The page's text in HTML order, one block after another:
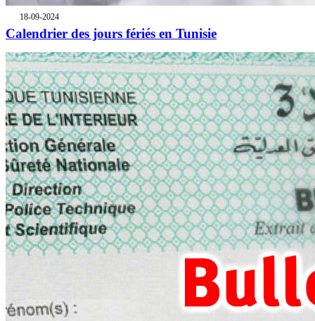
18-09-2024
Calendrier des jours fériés en Tunisie